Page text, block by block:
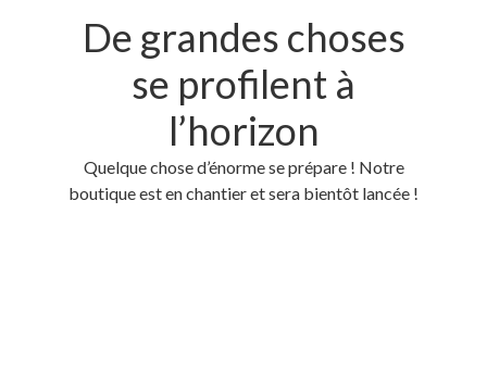
De grandes choses
se profilent à
l’horizon
Quelque chose d’énorme se prépare ! Notre
boutique est en chantier et sera bientôt lancée !